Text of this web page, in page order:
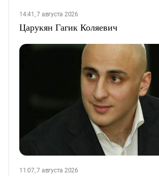
14:41, 7 августа 2026
Царукян Гагик Коляевич
11:07, 7 августа 2026